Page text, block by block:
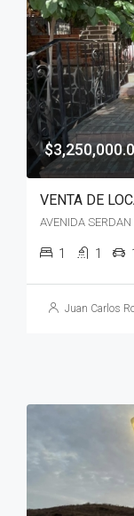
AVENIDA SERDAN
1 1
Juan Carlos